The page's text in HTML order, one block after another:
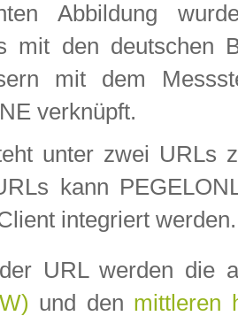
Abbildung
mit den deutschen
mit dem
verknüpft.
unter zwei URLs
kann
integriert werden.
URL werden die
und den mittleren